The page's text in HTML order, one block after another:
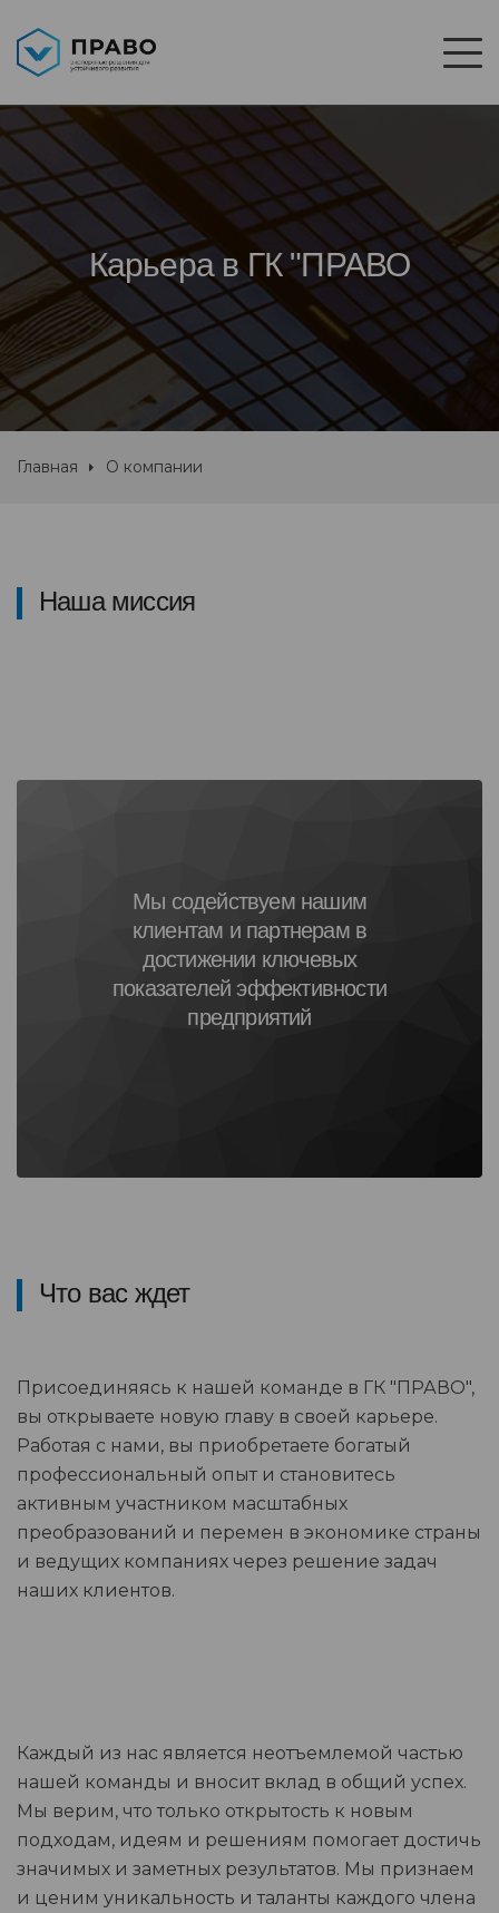
Карьера в ГК "ПРАВО
Главная О компании
Наша миссия
Мы содействуем нашим
клиентам и партнерам в
достижении ключевых
показателей эффективности
предприятий
Что вас ждет
Присоединяясь к нашей команде в ГК "ПРАВО",
вы открываете новую главу в своей карьере.
Работая с нами, вы приобретаете богатый
профессиональный опыт и становитесь
активным участником масштабных
преобразований и перемен в экономике страны
и ведущих компаниях через решение задач
наших клиентов.
Каждый из нас является неотъемлемой частью
нашей команды и вносит вклад в общий успех.
Мы верим, что только открытость к новым
подходам, идеям и решениям помогает достичь
значимых и заметных результатов. Мы признаем
и ценим уникальность и таланты каждого члена